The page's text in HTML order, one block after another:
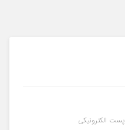
پست الکترونیکی